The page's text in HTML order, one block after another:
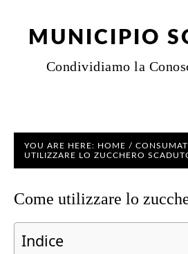
MUNICIPIO
Condividiamo la
YOU ARE HERE: HOME /
UTILIZZARE LO ZUCCHERO
Come utilizzare lo
Indice